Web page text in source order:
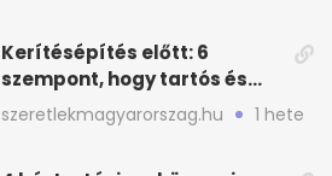
Kerítésépítés előtt: 6
szempont, hogy tartós és
praktikus legyen
szeretlekmagyarorszag.hu 1 hete